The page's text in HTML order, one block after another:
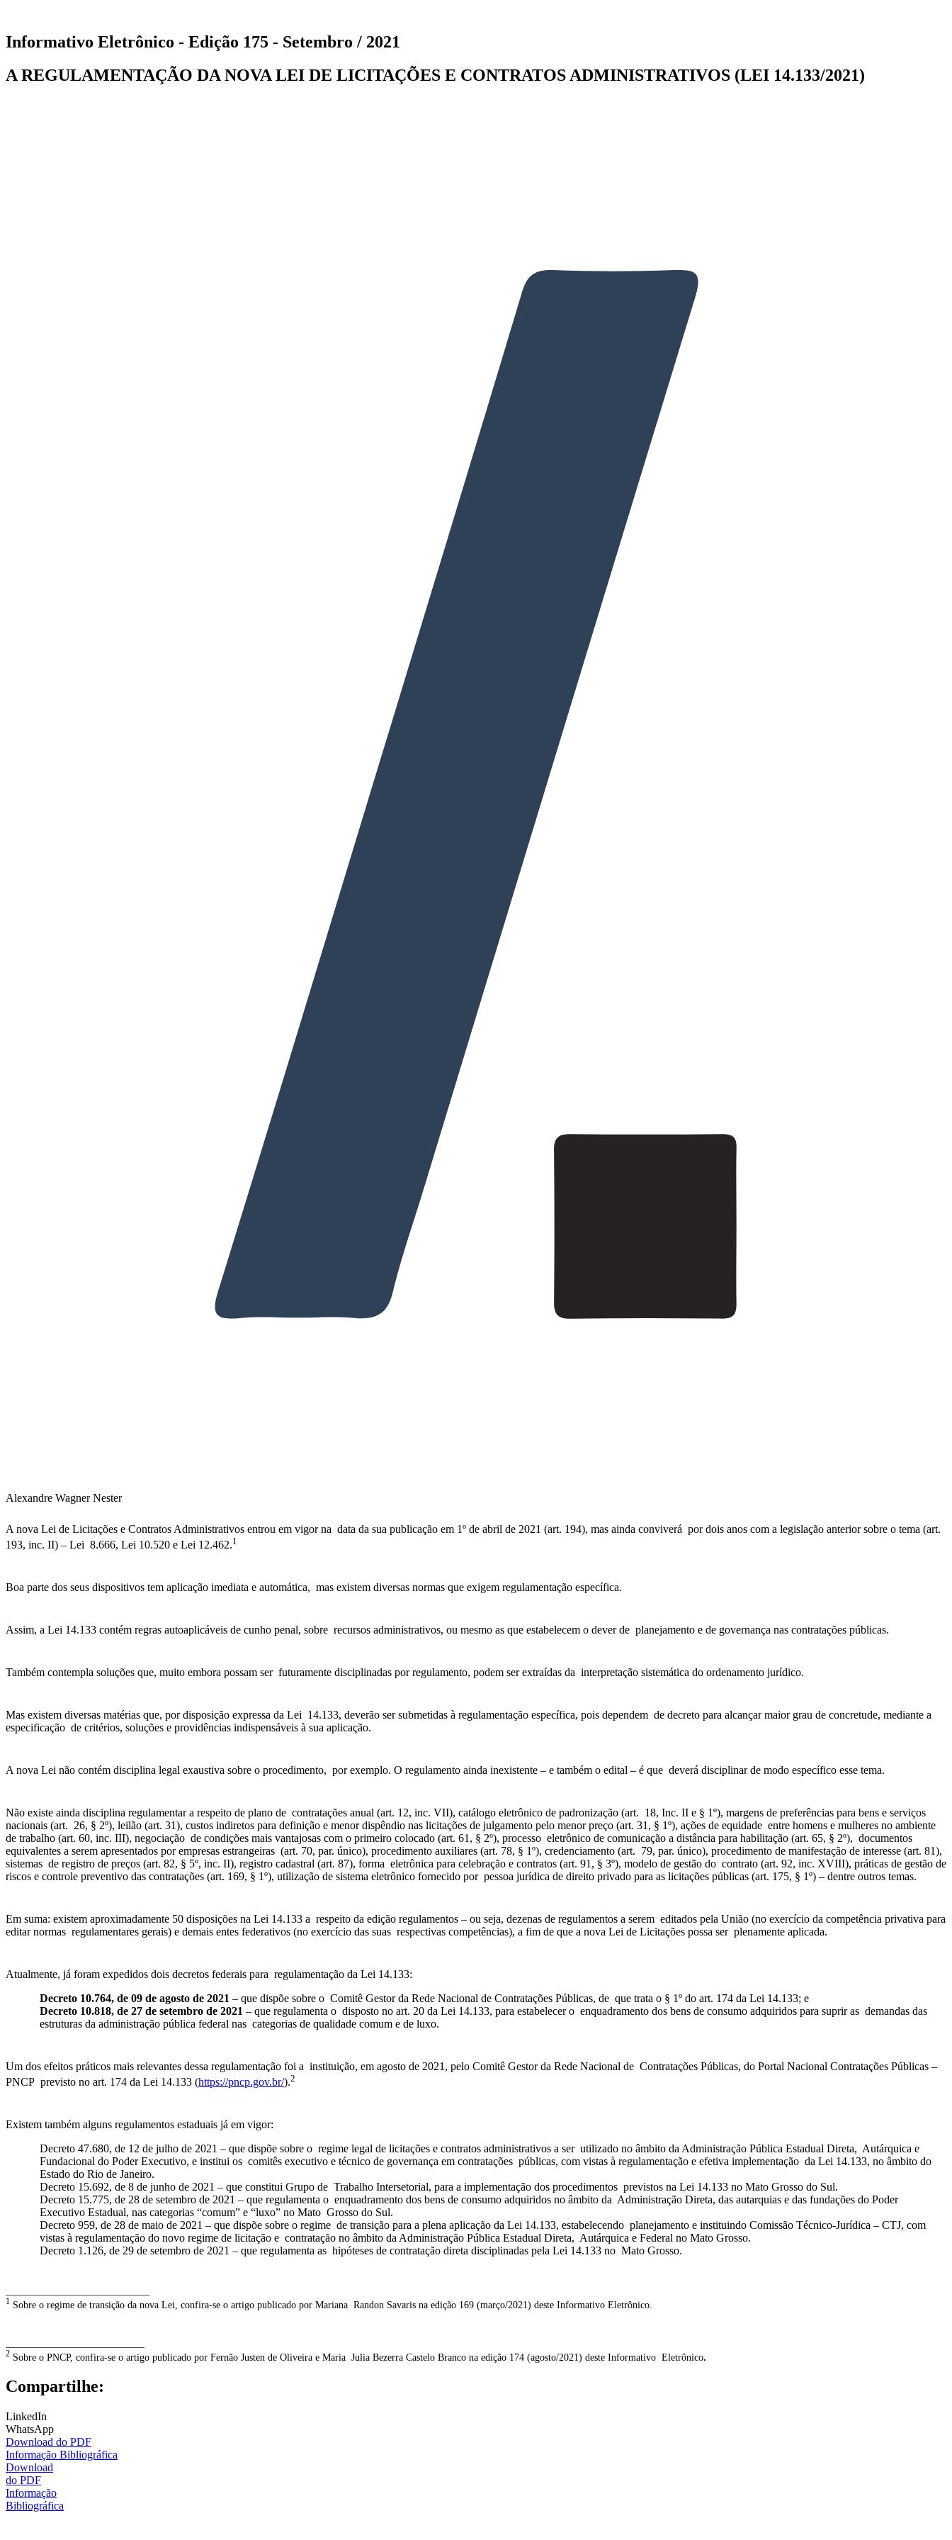
Informativo Eletrônico - Edição 175 - Setembro / 2021
A REGULAMENTAÇÃO DA NOVA LEI DE LICITAÇÕES E CONTRATOS ADMINISTRATIVOS (LEI 14.133/2021)
Alexandre Wagner Nester
A nova Lei de Licitações e Contratos Administrativos entrou em vigor na data da sua publicação em 1º de abril de 2021 (art. 194), mas ainda conviverá por dois anos com a legislação anterior sobre o tema (art.
193, inc. II) – Lei 8.666, Lei 10.520 e Lei 12.462.1
Boa parte dos seus dispositivos tem aplicação imediata e automática, mas existem diversas normas que exigem regulamentação específica.
Assim, a Lei 14.133 contém regras autoaplicáveis de cunho penal, sobre recursos administrativos, ou mesmo as que estabelecem o dever de planejamento e de governança nas contratações públicas.
Também contempla soluções que, muito embora possam ser futuramente disciplinadas por regulamento, podem ser extraídas da interpretação sistemática do ordenamento jurídico.
Mas existem diversas matérias que, por disposição expressa da Lei 14.133, deverão ser submetidas à regulamentação específica, pois dependem de decreto para alcançar maior grau de concretude, mediante a
especificação de critérios, soluções e providências indispensáveis à sua aplicação.
A nova Lei não contém disciplina legal exaustiva sobre o procedimento, por exemplo. O regulamento ainda inexistente – e também o edital – é que deverá disciplinar de modo específico esse tema.
Não existe ainda disciplina regulamentar a respeito de plano de contratações anual (art. 12, inc. VII), catálogo eletrônico de padronização (art. 18, Inc. II e § 1º), margens de preferências para bens e serviços
nacionais (art. 26, § 2º), leilão (art. 31), custos indiretos para definição e menor dispêndio nas licitações de julgamento pelo menor preço (art. 31, § 1º), ações de equidade entre homens e mulheres no ambiente
de trabalho (art. 60, inc. III), negociação de condições mais vantajosas com o primeiro colocado (art. 61, § 2º), processo eletrônico de comunicação a distância para habilitação (art. 65, § 2º), documentos
equivalentes a serem apresentados por empresas estrangeiras (art. 70, par. único), procedimento auxiliares (art. 78, § 1º), credenciamento (art. 79, par. único), procedimento de manifestação de interesse (art. 81),
sistemas de registro de preços (art. 82, § 5º, inc. II), registro cadastral (art. 87), forma eletrônica para celebração e contratos (art. 91, § 3º), modelo de gestão do contrato (art. 92, inc. XVIII), práticas de gestão de
riscos e controle preventivo das contratações (art. 169, § 1º), utilização de sistema eletrônico fornecido por pessoa jurídica de direito privado para as licitações públicas (art. 175, § 1º) – dentre outros temas.
Em suma: existem aproximadamente 50 disposições na Lei 14.133 a respeito da edição regulamentos – ou seja, dezenas de regulamentos a serem editados pela União (no exercício da competência privativa para
editar normas regulamentares gerais) e demais entes federativos (no exercício das suas respectivas competências), a fim de que a nova Lei de Licitações possa ser plenamente aplicada.
Atualmente, já foram expedidos dois decretos federais para regulamentação da Lei 14.133:
Decreto 10.764, de 09 de agosto de 2021 – que dispõe sobre o Comitê Gestor da Rede Nacional de Contratações Públicas, de que trata o § 1º do art. 174 da Lei 14.133; e
Decreto 10.818, de 27 de setembro de 2021 – que regulamenta o disposto no art. 20 da Lei 14.133, para estabelecer o enquadramento dos bens de consumo adquiridos para suprir as demandas das
estruturas da administração pública federal nas categorias de qualidade comum e de luxo.
Um dos efeitos práticos mais relevantes dessa regulamentação foi a instituição, em agosto de 2021, pelo Comitê Gestor da Rede Nacional de Contratações Públicas, do Portal Nacional Contratações Públicas –
PNCP previsto no art. 174 da Lei 14.133 (https://pncp.gov.br/).2
Existem também alguns regulamentos estaduais já em vigor:
Decreto 47.680, de 12 de julho de 2021 – que dispõe sobre o regime legal de licitações e contratos administrativos a ser utilizado no âmbito da Administração Pública Estadual Direta, Autárquica e
Fundacional do Poder Executivo, e institui os comitês executivo e técnico de governança em contratações públicas, com vistas à regulamentação e efetiva implementação da Lei 14.133, no âmbito do
Estado do Rio de Janeiro.
Decreto 15.692, de 8 de junho de 2021 – que constitui Grupo de Trabalho Intersetorial, para a implementação dos procedimentos previstos na Lei 14.133 no Mato Grosso do Sul.
Decreto 15.775, de 28 de setembro de 2021 – que regulamenta o enquadramento dos bens de consumo adquiridos no âmbito da Administração Direta, das autarquias e das fundações do Poder
Executivo Estadual, nas categorias “comum” e “luxo” no Mato Grosso do Sul.
Decreto 959, de 28 de maio de 2021 – que dispõe sobre o regime de transição para a plena aplicação da Lei 14.133, estabelecendo planejamento e instituindo Comissão Técnico-Jurídica – CTJ, com
vistas à regulamentação do novo regime de licitação e contratação no âmbito da Administração Pública Estadual Direta, Autárquica e Federal no Mato Grosso.
Decreto 1.126, de 29 de setembro de 2021 – que regulamenta as hipóteses de contratação direta disciplinadas pela Lei 14.133 no Mato Grosso.
1 Sobre o regime de transição da nova Lei, confira-se o artigo publicado por Mariana Randon Savaris na edição 169 (março/2021) deste Informativo Eletrônico.
2 Sobre o PNCP, confira-se o artigo publicado por Fernão Justen de Oliveira e Maria Julia Bezerra Castelo Branco na edição 174 (agosto/2021) deste Informativo Eletrônico.
Compartilhe:
LinkedIn
WhatsApp
Download do PDF
Informação Bibliográfica
Download
do PDF
Informação
Bibliográfica